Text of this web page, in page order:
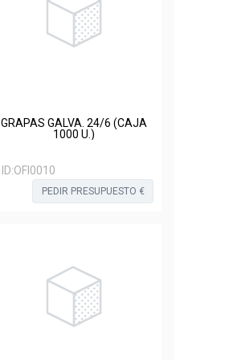
GRAPAS GALVA. 24/6 (CAJA
1000 U.)
ID:OFI0010
PEDIR PRESUPUESTO €